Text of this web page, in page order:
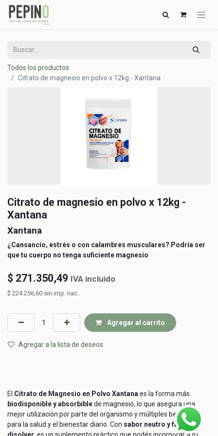
Todos los productos
Citrato de magnesio en polvo x 12kg - Xantana
Citrato de magnesio en polvo x 12kg -
Xantana
Xantana
¿Cansancio, estrés o con calambres musculares? Podría ser
que tu cuerpo no tenga suficiente magnesio
$ 271.350,49 IVA incluido
$ 224.256,60 sin imp. nac.
Agregar al carrito
Agregar a la lista de deseos
El Citrato de Magnesio en Polvo Xantana es la forma más
biodisponible y absorbiblede magnesio, lo que asegura una
mejor utilización por parte del organismo y múltiples beneficios
para la salud y el bienestar diario. Con sabor neutro y fácil de